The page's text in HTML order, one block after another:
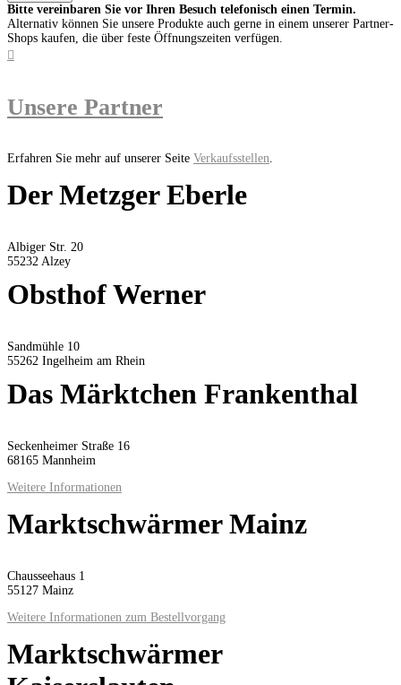
Bitte vereinbaren Sie vor Ihren Besuch telefonisch einen Termin.
Alternativ können Sie unsere Produkte auch gerne in einem unserer Partner-
Shops kaufen, die über feste Öffnungszeiten verfügen.

Unsere Partner
Erfahren Sie mehr auf unserer Seite Verkaufsstellen.
Der Metzger Eberle
Albiger Str. 20
55232 Alzey
Obsthof Werner
Sandmühle 10
55262 Ingelheim am Rhein
Das Märktchen Frankenthal
Seckenheimer Straße 16
68165 Mannheim
Weitere Informationen
Marktschwärmer Mainz
Chausseehaus 1
55127 Mainz
Weitere Informationen zum Bestellvorgang
Marktschwärmer